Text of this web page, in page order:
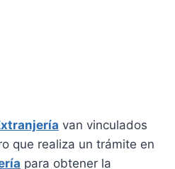
van vinculados
que realiza un trámite en
para obtener la